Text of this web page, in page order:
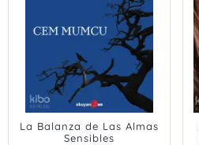
La Balanza de Las Almas
Sensibles